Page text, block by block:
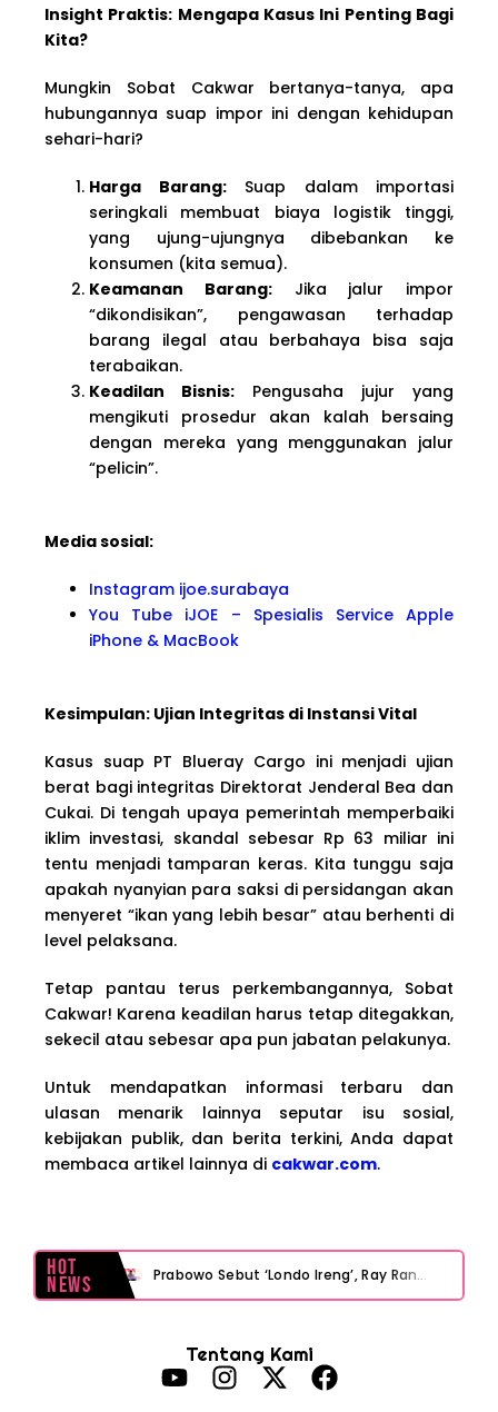
Insight Praktis: Mengapa Kasus Ini Penting Bagi
Kita?
Mungkin Sobat Cakwar bertanya-tanya, apa
hubungannya suap impor ini dengan kehidupan
sehari-hari?
Harga Barang:Suap dalam importasi
seringkali membuat biaya logistik tinggi,
yang ujung-ujungnya dibebankan ke
konsumen (kita semua).
Keamanan Barang:Jika jalur impor
“dikondisikan”, pengawasan terhadap
barang ilegal atau berbahaya bisa saja
terabaikan.
Keadilan Bisnis: Pengusaha jujur yang
mengikuti prosedur akan kalah bersaing
dengan mereka yang menggunakan jalur
“pelicin”.
Media sosial:
Instagram ijoe.surabaya
You Tube iJOE – Spesialis Service Apple
iPhone & MacBook
Kesimpulan: Ujian Integritas di Instansi Vital
Kasus suap PT Blueray Cargo ini menjadi ujian
berat bagi integritas Direktorat Jenderal Bea dan
Cukai. Di tengah upaya pemerintah memperbaiki
iklim investasi, skandal sebesar Rp 63 miliar ini
tentu menjadi tamparan keras. Kita tunggu saja
apakah nyanyian para saksi di persidangan akan
menyeret “ikan yang lebih besar” atau berhenti di
level pelaksana.
Tetap pantau terus perkembangannya, Sobat
Cakwar! Karena keadilan harus tetap ditegakkan,
sekecil atau sebesar apa pun jabatan pelakunya.
Untuk mendapatkan informasi terbaru dan
ulasan menarik lainnya seputar isu sosial,
kebijakan publik, dan berita terkini, Anda dapat
membaca artikel lainnya di cakwar.com.
Hot
News Prabowo Sebut ‘Londo Ireng’, Ray Rangkuti Desak DPR Bersikap, Ini Ulasan Politiknya
Tentang Kami